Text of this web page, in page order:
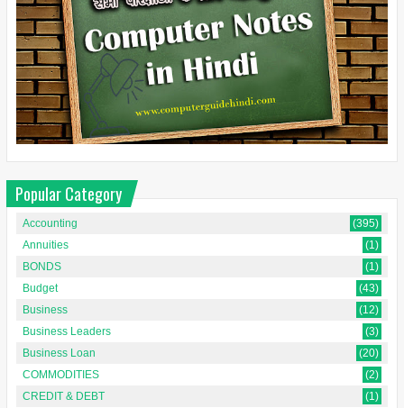
Popular Category
Accounting
(395)
Annuities
(1)
BONDS
(1)
Budget
(43)
Business
(12)
Business Leaders
(3)
Business Loan
(20)
COMMODITIES
(2)
CREDIT & DEBT
(1)